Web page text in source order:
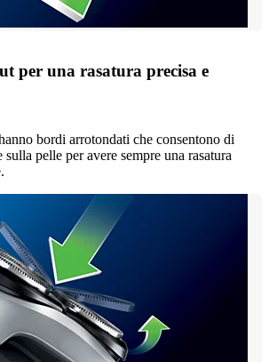
per una rasatura precisa e
bordi arrotondati che consentono di
sulla pelle per avere sempre una rasatura